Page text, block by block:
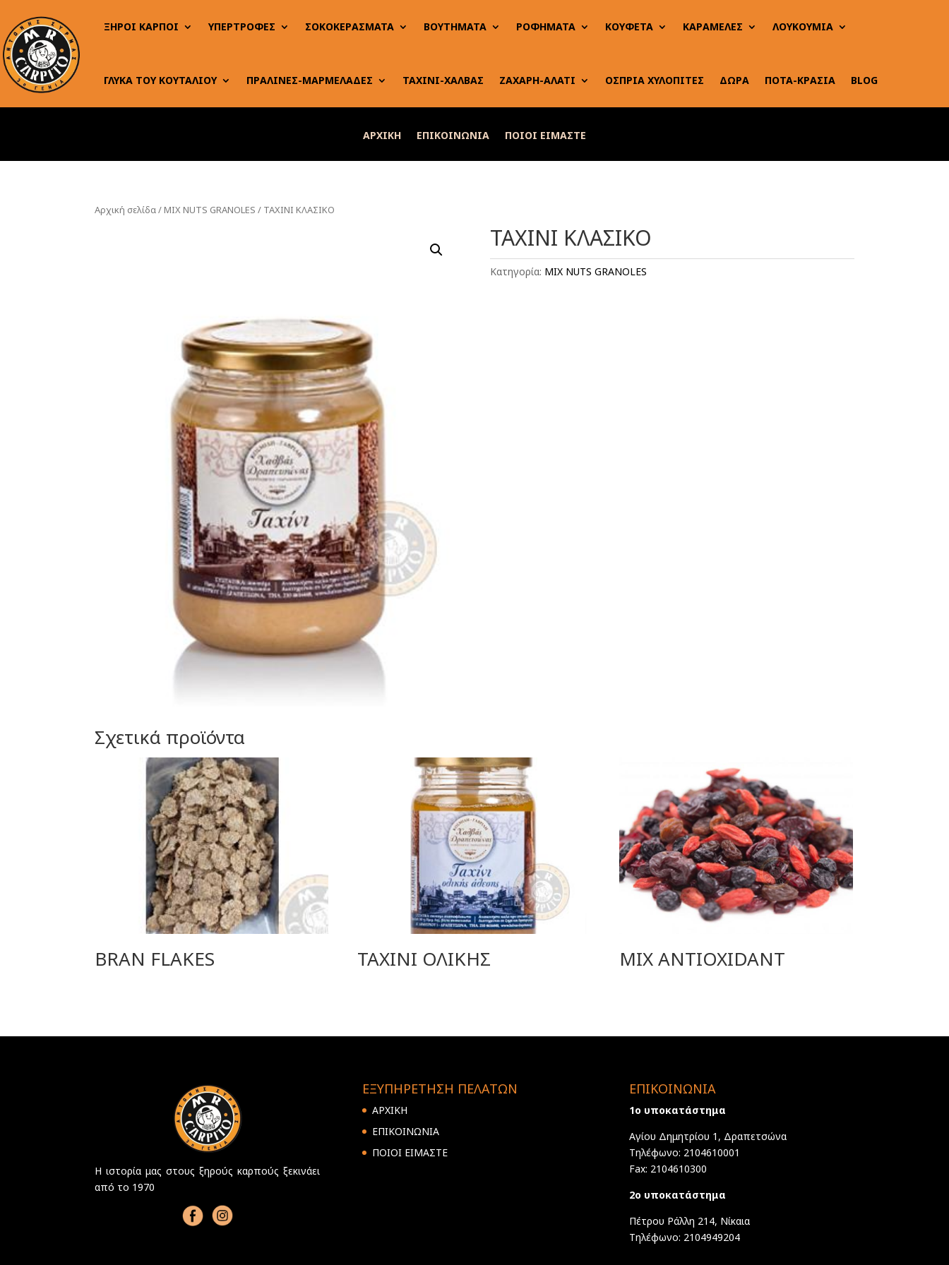
ΞΗΡΟΙ ΚΑΡΠΟΙ ΥΠΕΡΤΡΟΦΕΣ ΣΟΚΟΚΕΡΑΣΜΑΤΑ ΒΟΥΤΗΜΑΤΑ ΡΟΦΗΜΑΤΑ ΚΟΥΦΕΤΑ ΚΑΡΑΜΕΛΕΣ ΛΟΥΚΟΥΜΙΑ
ΓΛΥΚΑ ΤΟΥ ΚΟΥΤΑΛΙΟΥ ΠΡΑΛΙΝΕΣ-ΜΑΡΜΕΛΑΔΕΣ ΤΑΧΙΝΙ-ΧΑΛΒΑΣ ΖΑΧΑΡΗ-ΑΛΑΤΙ ΟΣΠΡΙΑ ΧΥΛΟΠΙΤΕΣ ΔΩΡΑ ΠΟΤΑ-ΚΡΑΣΙΑ BLOG
ΑΡΧΙΚΗ ΕΠΙΚΟΙΝΩΝΙΑ ΠΟΙΟΙ ΕΙΜΑΣΤΕ
Αρχική σελίδα/MIX NUTS GRANOLES / ΤΑΧΙΝΙ ΚΛΑΣΙΚΟ
ΤΑΧΙΝΙ ΚΛΑΣΙΚΟ
Κατηγορία: MIX NUTS GRANOLES
Σχετικά προϊόντα
BRAN FLAKES ΤΑΧΙΝΙ ΟΛΙΚΗΣ MIX ANTIOXIDANT
Η ιστορία μας στους ξηρούς καρπούς ξεκινάει
από το 1970
ΕΞΥΠΗΡΕΤΗΣΗ ΠΕΛΑΤΩΝ
ΑΡΧΙΚΗ
ΕΠΙΚΟΙΝΩΝΙΑ
ΠΟΙΟΙ ΕΙΜΑΣΤΕ
ΕΠΙΚΟΙΝΩΝΙΑ
1ο υποκατάστημα
Αγίου Δημητρίου 1, Δραπετσώνα
Τηλέφωνο: 2104610001
Fax: 2104610300
2ο υποκατάστημα
Πέτρου Ράλλη 214, Νίκαια
Τηλέφωνο: 2104949204